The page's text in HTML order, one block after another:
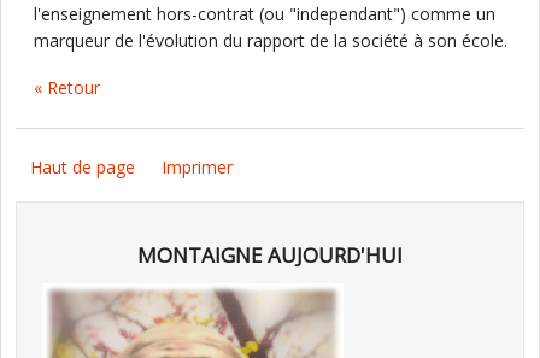
l'enseignement hors-contrat (ou "independant") comme un
marqueur de l'évolution du rapport de la société à son école.
« Retour
Haut de page Imprimer
MONTAIGNE AUJOURD'HUI